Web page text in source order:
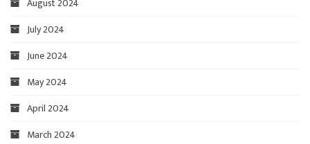
July 2024
June 2024
May 2024
April 2024
March 2024